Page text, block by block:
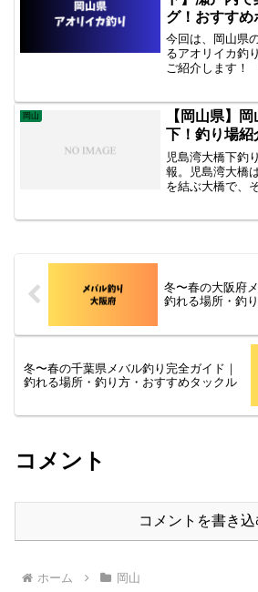
備されています
グ！おすすめ
装備を紹介！
今回は、岡山県
るアオリイカ釣
ご紹介します！
少なめですが、
は安定した実績
す！ この記事で
情、よく釣れる
岡山
【岡山県】
下！釣り場紹
児島湾大橋下釣
報。児島湾大橋
を結ぶ大橋で、
冬〜春の大阪府
釣れる場所・釣
冬〜春の千葉県メバル釣り完全ガイド｜
釣れる場所・釣り方・おすすめタックル
コメント
コメントを書き込
ホーム 岡山